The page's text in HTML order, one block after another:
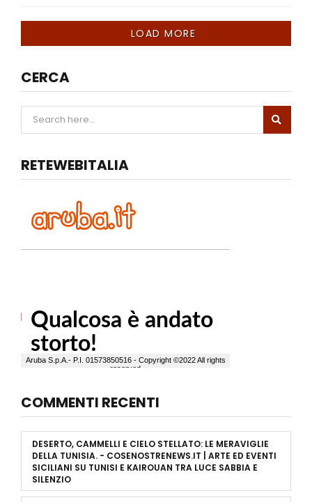
LOAD MORE
CERCA
RETEWEBITALIA
COMMENTI RECENTI
DESERTO, CAMMELLI E CIELO STELLATO: LE MERAVIGLIE
DELLA TUNISIA. - COSENOSTRENEWS.IT | ARTE ED EVENTI
SICILIANI SU TUNISI E KAIROUAN TRA LUCE SABBIA E
SILENZIO